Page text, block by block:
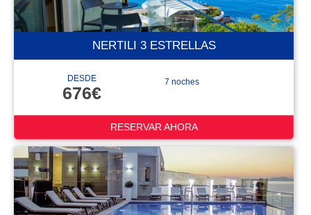
NERTILI 3 ESTRELLAS
DESDE
676€
7 noches
RESERVAR AHORA